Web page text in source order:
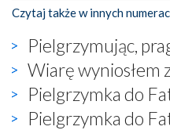
Czytaj także w innych
Pielgrzymując,
Wiarę wyniosłem
Pielgrzymka do
Pielgrzymka do